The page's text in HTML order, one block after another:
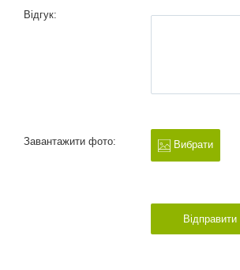
Відгук:
Завантажити фото: Вибрати
Відправити